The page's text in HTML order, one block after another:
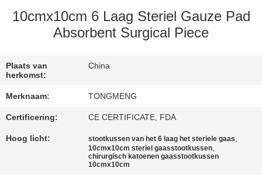
KWALITEITSCONTROLE
ONS
VERZOEK
OM
EEN
10cmx10cm 6 Laag Steriel Gauze Pad
Absorbent Surgical Piece
Plaats van
herkomst:
China
Merknaam: TONGMENG
Certificering: CE CERTIFICATE, FDA
Hoog licht: stootkussen van het 6 laag het steriele gaas,
10cmx10cm steriel gaasstootkussen,
chirurgisch katoenen gaasstootkussen
10cmx10cm